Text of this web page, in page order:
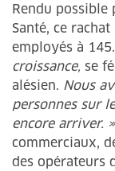
Rendu
Santé, ce
employés à 145.
croissance, se
alésien. Nous
personnes sur
encore arriver. »
commerciaux,
des opérateurs